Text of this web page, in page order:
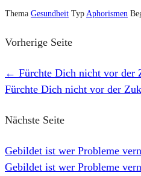
Thema Gesundheit Typ Aphorismen
Vorherige Seite
← Fürchte Dich nicht vor der
Fürchte Dich nicht vor der
Nächste Seite
Gebildet ist wer Probleme
Gebildet ist wer Probleme